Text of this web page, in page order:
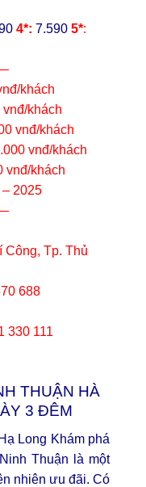
4*: 7.590 5*:
khách
khách
vnđ/khách
vnđ/khách
vnđ/khách
2025
Công, Tp. Thủ
688
330 111
THUẬN HÀ
3 ĐÊM
Long Khám phá
Thuận là một
nhiên ưu đãi. Có